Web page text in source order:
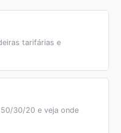
tarifárias e
30/20 e veja onde